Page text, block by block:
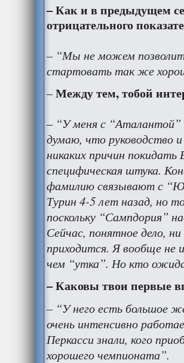
– Как и в предыдущем
отрицательного
– “Мы не можем
стартовать так же
–Между тем, тобой
–“У меня с “Аталантой”
думаю, что руководство
никаких причин
специфическая штука.
фамилию связывают с
Турин 4-5 лет назад, но
поскольку “Сампдория”
Сейчас, понятное дело,
приходится. Я вообще не
чем “утка”. Но кто
– Каковы твои первые
– “У него есть большое
очень интенсивно
Перкасси знали, кого
хорошего чемпионата”.